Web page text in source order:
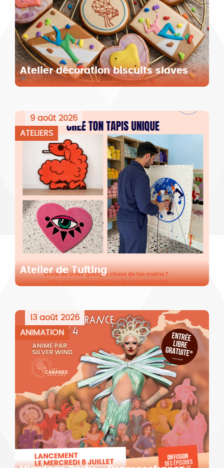
Atelier décoration biscuits slaves
Atelier de Tufting
9 août 2026
ATELIERS
13 août 2026
ANIMATION